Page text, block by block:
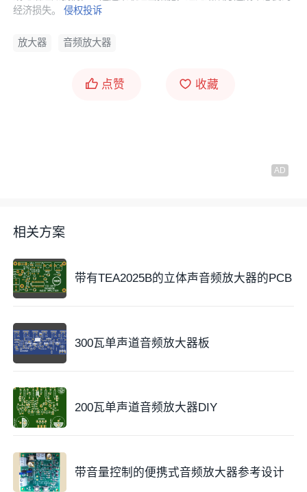
经济损失。侵权投诉
放大器 音频放大器
点赞 收藏
相关方案
带有TEA2025B的立体声音频放大器的PCB
300瓦单声道音频放大器板
200瓦单声道音频放大器DIY
带音量控制的便携式音频放大器参考设计